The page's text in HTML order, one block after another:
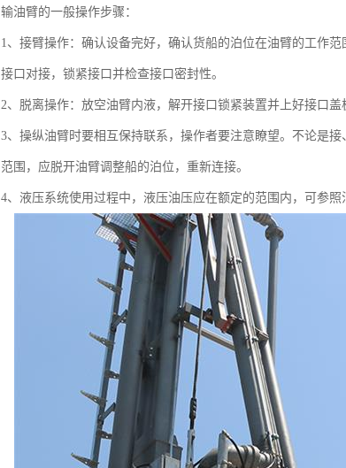
输油臂的一般操作步骤：
1、接臂操作：确认设备完好，确认货船的泊位在油臂的工作
接口对接，锁紧接口并检查接口密封性。
2、脱离操作：放空油臂内液，解开接口锁紧装置并上好接口盖
3、操纵油臂时要相互保持联系，操作者要注意瞭望。不论是
范围，应脱开油臂调整船的泊位，重新连接。
4、液压系统使用过程中，液压油压应在额定的范围内，可参